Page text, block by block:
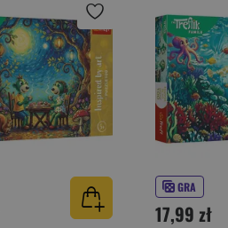
GRA
17,99 zł